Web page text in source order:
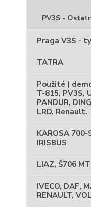
PV3S -
Praga V3S -
TATRA
Použité (
T-815, PV3S,
PANDUR,
LRD, Renault.
KAROSA 700-
IRISBUS
LIAZ, Š706
IVECO, DAF,
RENAULT,